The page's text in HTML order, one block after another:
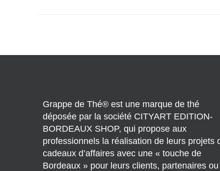
Grappe de Thé® est une marque de thé
déposée par la société CITYART EDITION-
BORDEAUX SHOP, qui propose aux
professionnels la réalisation de leurs projets
cadeaux d’affaires avec une « touche de
Bordeaux » pour leurs clients, partenaires ou